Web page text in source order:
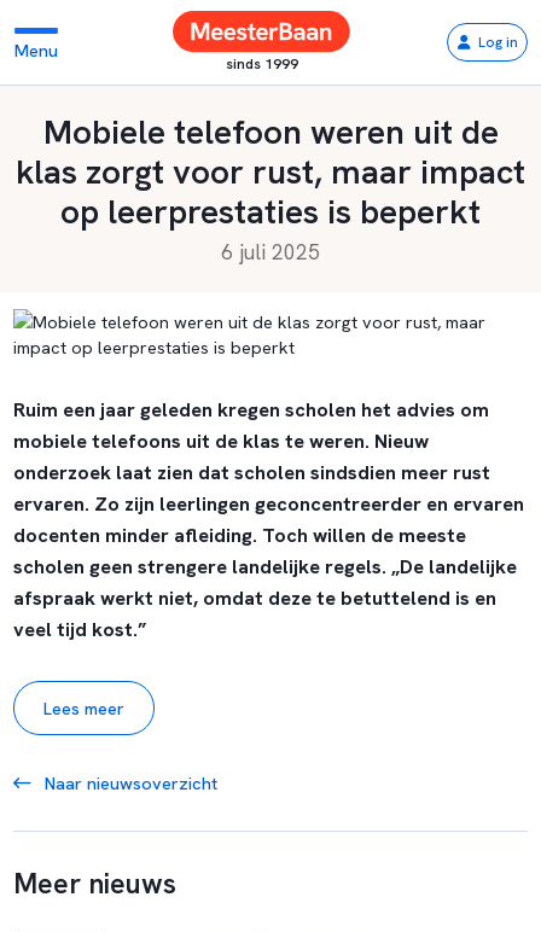
Menu
sinds 1999
Log in
Mobiele telefoon weren uit de
klas zorgt voor rust, maar impact
op leerprestaties is beperkt
6 juli 2025
Ruim een jaar geleden kregen scholen het advies om
mobiele telefoons uit de klas te weren. Nieuw
onderzoek laat zien dat scholen sindsdien meer rust
ervaren. Zo zijn leerlingen geconcentreerder en ervaren
docenten minder afleiding. Toch willen de meeste
scholen geen strengere landelijke regels. „De landelijke
afspraak werkt niet, omdat deze te betuttelend is en
veel tijd kost.”
Lees meer
Naar nieuwsoverzicht
Meer nieuws